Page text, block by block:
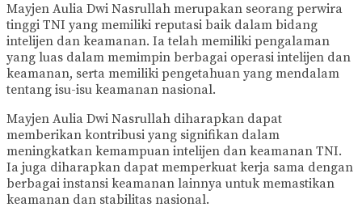
Mayjen Aulia Dwi Nasrullah merupakan seorang perwira
tinggi TNI yang memiliki reputasi baik dalam bidang
intelijen dan keamanan. Ia telah memiliki pengalaman
yang luas dalam memimpin berbagai operasi intelijen dan
keamanan, serta memiliki pengetahuan yang mendalam
tentang isu-isu keamanan nasional.
Mayjen Aulia Dwi Nasrullah diharapkan dapat
memberikan kontribusi yang signifikan dalam
meningkatkan kemampuan intelijen dan keamanan TNI.
Ia juga diharapkan dapat memperkuat kerja sama dengan
berbagai instansi keamanan lainnya untuk memastikan
keamanan dan stabilitas nasional.